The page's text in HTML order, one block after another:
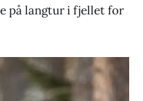
på langtur i fjellet for